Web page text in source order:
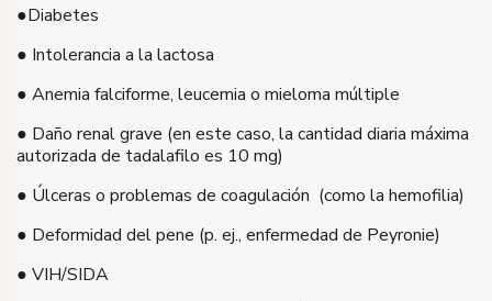
●Diabetes
● Intolerancia a la lactosa
● Anemia falciforme, leucemia o mieloma múltiple
● Daño renal grave (en este caso, la cantidad diaria máxima
autorizada de tadalafilo es 10 mg)
● Úlceras o problemas de coagulación (como la hemofilia)
● Deformidad del pene (p. ej., enfermedad de Peyronie)
● VIH/SIDA